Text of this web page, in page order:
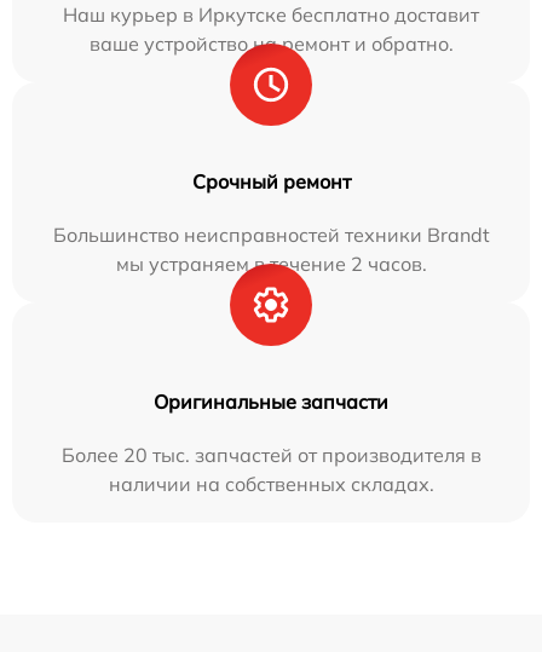
Наш курьер в Иркутске бесплатно доставит
ваше устройство на ремонт и обратно.
Срочный ремонт
Большинство неисправностей техники Brandt
мы устраняем в течение 2 часов.
Оригинальные запчасти
Более 20 тыс. запчастей от производителя в
наличии на собственных складах.